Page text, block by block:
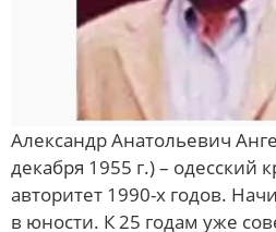
Александр Анатольевич
декабря 1955 г.) – одесский
авторитет 1990-х годов.
в юности. К 25 годам уже